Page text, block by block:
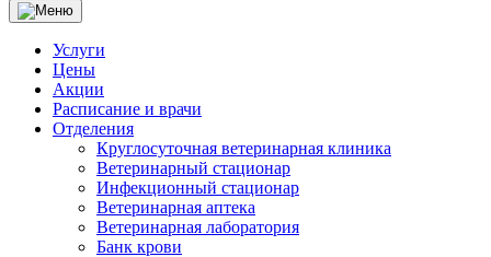
Услуги
Цены
Акции
Расписание и врачи
Отделения
Круглосуточная ветеринарная клиника
Ветеринарный стационар
Инфекционный стационар
Ветеринарная аптека
Ветеринарная лаборатория
Банк крови